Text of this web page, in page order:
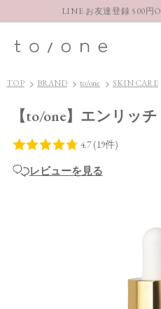
【重要】お盆期間中のお問い
お得な定期購
TOP BRAND to/one SKIN CARE
【to/one】エンリッ
レビューを見る